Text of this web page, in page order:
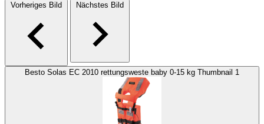
Vorheriges Bild Nächstes Bild
Besto Solas EC 2010 rettungsweste baby 0-15 kg Thumbnail 1